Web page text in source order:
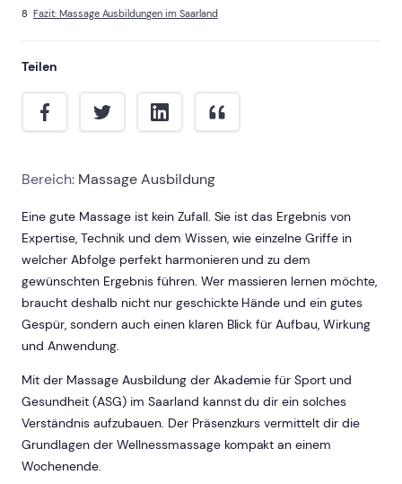
Fazit: Massage Ausbildungen im Saarland
Teilen
Bereich: Massage Ausbildung
Eine gute Massage ist kein Zufall. Sie ist das Ergebnis von
Expertise, Technik und dem Wissen, wie einzelne Griffe in
welcher Abfolge perfekt harmonieren und zu dem
gewünschten Ergebnis führen. Wer massieren lernen möchte,
braucht deshalb nicht nur geschickte Hände und ein gutes
Gespür, sondern auch einen klaren Blick für Aufbau, Wirkung
und Anwendung.
Mit der Massage Ausbildung der Akademie für Sport und
Gesundheit (ASG) im Saarland kannst du dir ein solches
Verständnis aufzubauen. Der Präsenzkurs vermittelt dir die
Grundlagen der Wellnessmassage kompakt an einem
Wochenende.